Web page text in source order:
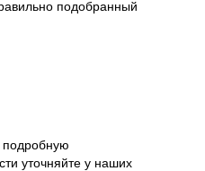
подобранный
подробную
уточняйте у наших